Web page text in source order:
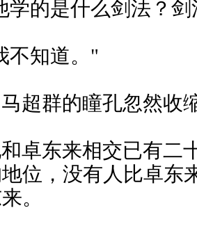
的是什么剑法？剑
知道。"
超群的瞳孔忽然收
卓东来相交已有二
位，没有人比卓东
。